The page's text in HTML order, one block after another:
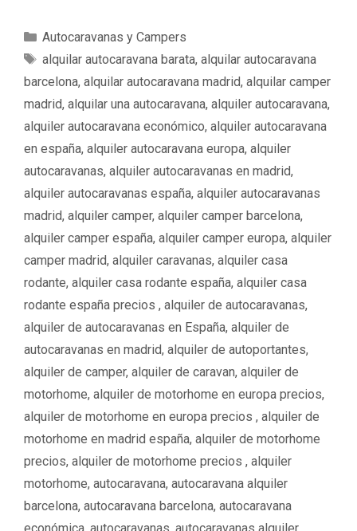
C
a
g
o
r
í
a
s
Autocaravanas y Campers
E
t
u
e
t
a
s
alquilar autocaravana barata, alquilar autocaravana
barcelona, alquilar autocaravana madrid, alquilar camper
madrid, alquilar una autocaravana, alquiler autocaravana,
alquiler autocaravana económico, alquiler autocaravana
en españa, alquiler autocaravana europa, alquiler
autocaravanas, alquiler autocaravanas en madrid,
alquiler autocaravanas españa, alquiler autocaravanas
madrid, alquiler camper, alquiler camper barcelona,
alquiler camper españa, alquiler camper europa, alquiler
camper madrid, alquiler caravanas, alquiler casa
rodante, alquiler casa rodante españa, alquiler casa
rodante españa precios ‌‌ , alquiler de autocaravanas,
alquiler de autocaravanas en España, alquiler de
autocaravanas en madrid, alquiler de autoportantes,
alquiler de camper, alquiler de caravan, alquiler de
motorhome, alquiler de motorhome en europa precios,
alquiler de motorhome en europa precios ‌ , alquiler de
motorhome en madrid españa, alquiler de motorhome
precios, alquiler de motorhome precios ‌ , alquiler
motorhome, autocaravana, autocaravana alquiler
barcelona, autocaravana barcelona, autocaravana